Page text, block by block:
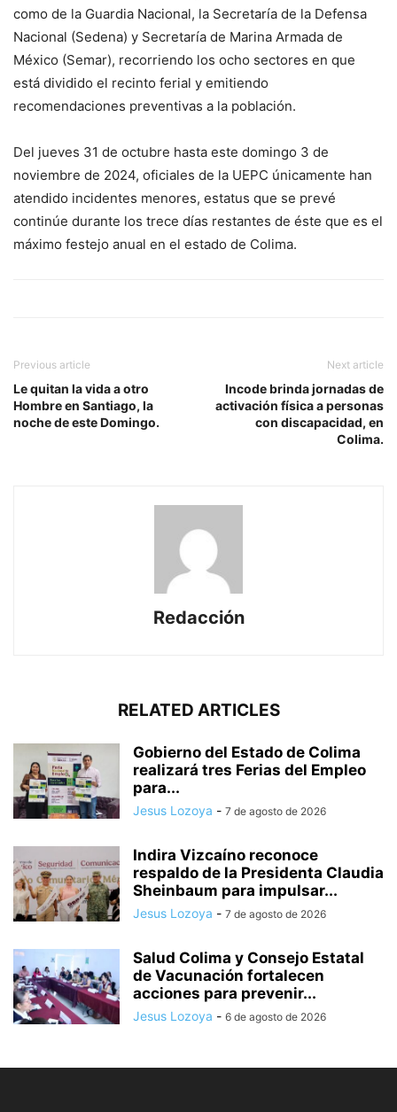
como de la Guardia Nacional, la Secretaría de la Defensa
Nacional (Sedena) y Secretaría de Marina Armada de
México (Semar), recorriendo los ocho sectores en que
está dividido el recinto ferial y emitiendo
recomendaciones preventivas a la población.
Del jueves 31 de octubre hasta este domingo 3 de
noviembre de 2024, oficiales de la UEPC únicamente han
atendido incidentes menores, estatus que se prevé
continúe durante los trece días restantes de éste que es el
máximo festejo anual en el estado de Colima.
Previous article
Le quitan la vida a otro
Hombre en Santiago, la
noche de este Domingo.
Next article
Incode brinda jornadas de
activación física a personas
con discapacidad, en
Colima.
Redacción
RELATED ARTICLES
Gobierno del Estado de Colima
realizará tres Ferias del Empleo
para...
Jesus Lozoya - 7 de agosto de 2026
Indira Vizcaíno reconoce
respaldo de la Presidenta Claudia
Sheinbaum para impulsar...
Jesus Lozoya - 7 de agosto de 2026
Salud Colima y Consejo Estatal
de Vacunación fortalecen
acciones para prevenir...
Jesus Lozoya - 6 de agosto de 2026